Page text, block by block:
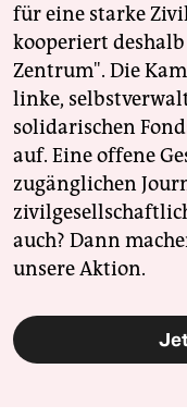
für eine starke
kooperiert
Zentrum". Die
linke,
solidarischen
auf. Eine offene
zugänglichen
auch? Dann
unsere Aktion.